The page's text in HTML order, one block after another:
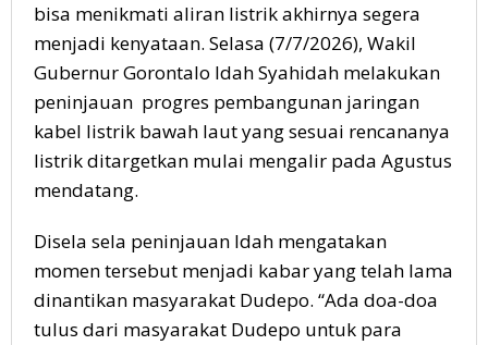
bisa menikmati aliran listrik akhirnya segera
menjadi kenyataan. Selasa (7/7/2026), Wakil
Gubernur Gorontalo Idah Syahidah melakukan
peninjauan progres pembangunan jaringan
kabel listrik bawah laut yang sesuai rencananya
listrik ditargetkan mulai mengalir pada Agustus
mendatang.
Disela sela peninjauan Idah mengatakan
momen tersebut menjadi kabar yang telah lama
dinantikan masyarakat Dudepo. “Ada doa-doa
tulus dari masyarakat Dudepo untuk para